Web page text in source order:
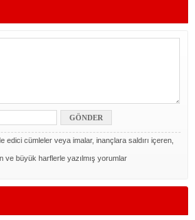
edici cümleler veya imalar, inançlara saldırı içeren,
ve büyük harflerle yazılmış yorumlar